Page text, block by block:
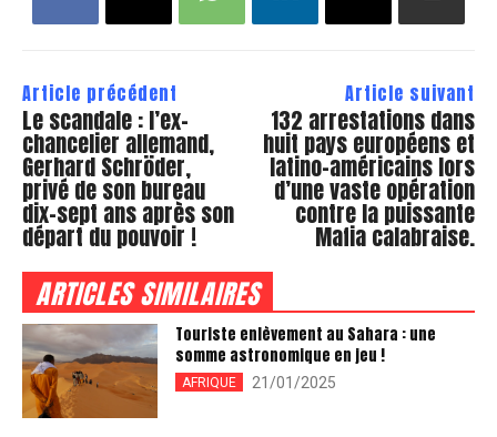
Article précédent
Le scandale : l’ex-
chancelier allemand,
Gerhard Schröder,
privé de son bureau
dix-sept ans après son
départ du pouvoir !
Article suivant
132 arrestations dans
huit pays européens et
latino-américains lors
d’une vaste opération
contre la puissante
Mafia calabraise.
ARTICLES SIMILAIRES
Touriste enlèvement au Sahara : une
somme astronomique en jeu !
AFRIQUE 21/01/2025